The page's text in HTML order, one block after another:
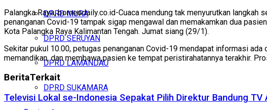
DPRD MURA
DPRD SERUYAN
DPRD LAMANDAU
DPRD SUKAMARA
Palangka Raya, borneodaily.co.id-Cuaca mendung tak menyurutkan
penanganan Covid-19 tampak sigap mengawal dan memakamkan dua
Kota Palangka Raya Kalimantan Tengah. Jumat siang (29/1).
Sekitar pukul 10.00, petugas penanganan Covid-19 mendapat informasi
memandikan, dan membawa pasien ke tempat peristirahatannya terakhir.
BeritaTerkait
Televisi Lokal se-Indonesia Sepakat Pilih Direktur Bandung